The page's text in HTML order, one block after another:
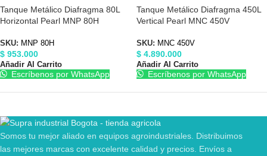
Tanque Metálico Diafragma 80L
Horizontal Pearl MNP 80H
SKU: MNP 80H
$ 953.000
Añadir Al Carrito
Escríbenos por WhatsApp
Tanque Metálico Diafragma 450L
Vertical Pearl MNC 450V
SKU: MNC 450V
$ 4.890.000
Añadir Al Carrito
Escríbenos por WhatsApp
Somos tu mejor aliado en equipos agroindustriales. Distribuimos
las mejores marcas con excelente calidad y precios. Envíos a